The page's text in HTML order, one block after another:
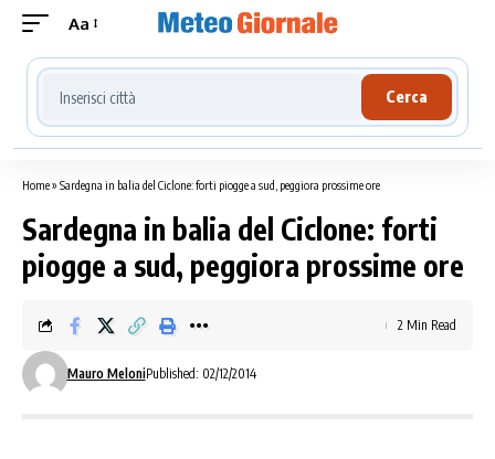
Aa
Cerca località meteo
Cerca
Home» Sardegna in balia del Ciclone: forti piogge a sud, peggiora prossime ore
Sardegna in balia del Ciclone: forti
piogge a sud, peggiora prossime ore
Mauro MeloniPublished: 02/12/2014
2 Min Read